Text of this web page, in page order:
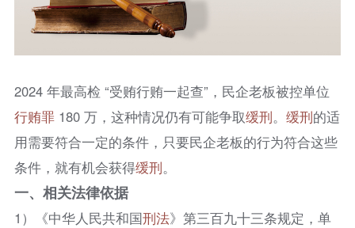
2024 年最高检 “受贿行贿一起查”，民企老板被控单位
行贿罪180 万，这种情况仍有可能争取缓刑。 缓刑的适
用需要符合一定的条件，只要民企老板的行为符合这些
条件，就有机会获得缓刑。​
一、相关法律依据
1）《中华人民共和国刑法》第三百九十三条规定，单